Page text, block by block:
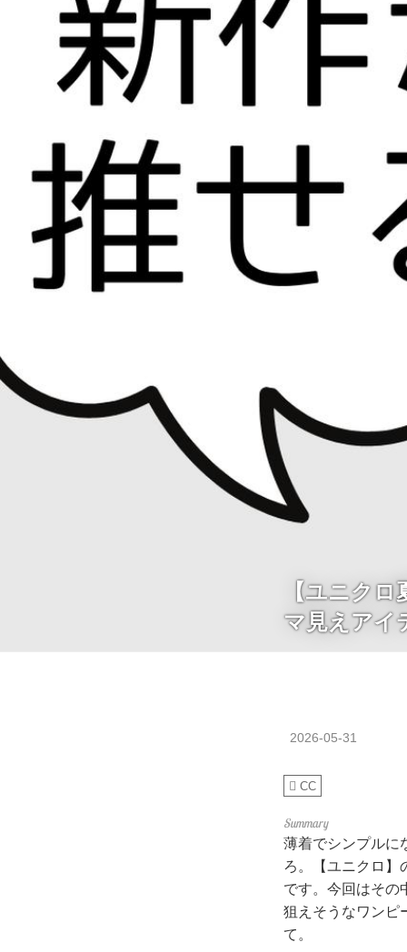
【ユニク
マ見えアイ
2026-05-31
CC
薄着でシンプルに
ろ。【ユニクロ】
です。今回はその
狙えそうなワンピ
て。